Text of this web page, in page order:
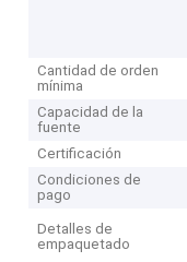
Cantidad de orden
mínima
Capacidad de la
fuente
Certificación
Condiciones de
pago
Detalles de
empaquetado